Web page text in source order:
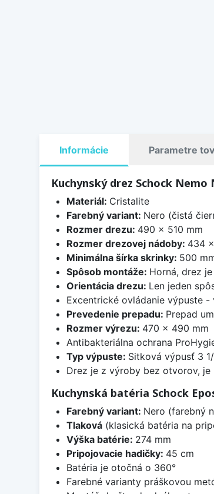
Informácie Parametre
Kuchynský drez Schock
Materiál: Cristalite
Farebný variant: Nero (čistá
Rozmer drezu: 490 x 510 mm
Rozmer drezovej nádoby: 434
Minimálna šírka skrinky: 500
Spôsob montáže: Horná, drez
Orientácia drezu: Len jeden
Excentrické ovládanie výpuste
Prevedenie prepadu: Prepad
Rozmer výrezu: 470 x 490 mm
Antibakteriálna ochrana
Typ výpuste: Sitková výpusť 3
Drez je z výroby bez otvorov,
Kuchynská batéria Schock
Farebný variant: Nero (farebný
Tlaková(klasická batéria na
Výška batérie: 274 mm
Pripojovacie hadičky: 45 cm
Batéria je otočná o 360°
Farebné varianty práškovou